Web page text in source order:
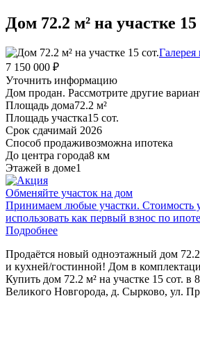
Дом 72.2 м² на участке 15
Галерея
7 150 000 ₽
Уточнить информацию
Дом продан. Рассмотрите другие
Площадь дома72.2 м²
Площадь участка15 сот.
Срок сдачимай 2026
Способ продаживозможна ипотека
До центра города8 км
Этажей в доме1
Обменяйте участок на дом
Принимаем любые участки. Стоимость
использовать как первый взнос по
Подробнее
Пpoдaётcя новый oднoэтажный дом
и куxней/гостинной! Дом в
Купить дом 72.2 м² на участке 15 сот. в
Вeликoгo Hoвгoродa, д. Сырково, ул.